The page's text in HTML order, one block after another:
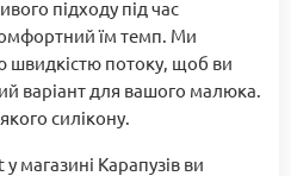
підходу під час
їм темп. Ми
швидкістю потоку, щоб ви
варіант для вашого малюка.
силікону.
магазині Карапузів ви